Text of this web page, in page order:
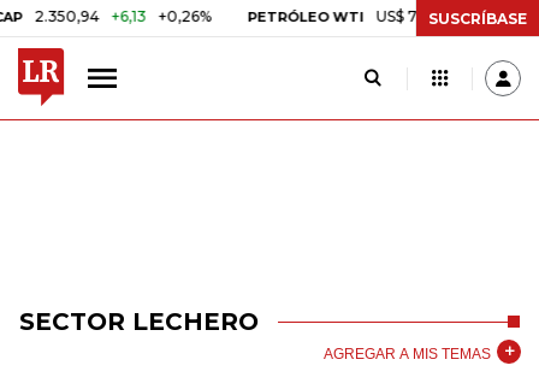
+6,13 +0,26% PETRÓLEO WTI US$ 78,18 US$ 0,17
SUSCRÍBASE
SECTOR LECHERO
AGREGAR A MIS TEMAS